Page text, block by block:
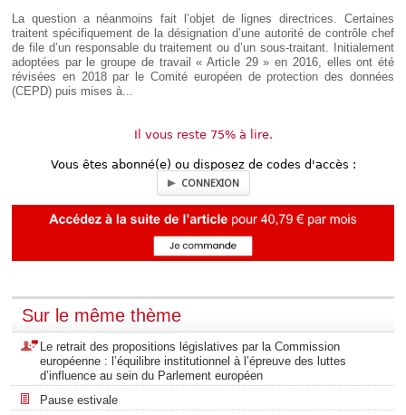
La question a néanmoins fait l’objet de lignes directrices. Certaines
traitent spécifiquement de la désignation d’une autorité de contrôle chef
de file d’un responsable du traitement ou d’un sous-traitant. Initialement
adoptées par le groupe de travail « Article 29 » en 2016, elles ont été
révisées en 2018 par le Comité européen de protection des données
(CEPD) puis mises à...
Il vous reste 75% à lire.
Vous êtes abonné(e) ou disposez de codes d'accès :
CONNEXION
Sur le même thème
Le retrait des propositions législatives par la Commission
européenne : l’équilibre institutionnel à l’épreuve des luttes
d’influence au sein du Parlement européen
Pause estivale